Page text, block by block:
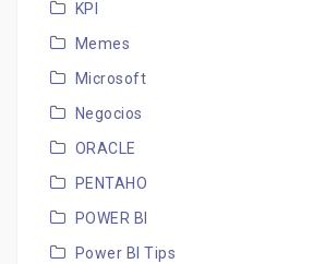
KPI
Memes
Microsoft
Negocios
ORACLE
PENTAHO
POWER BI
Power BI Tips